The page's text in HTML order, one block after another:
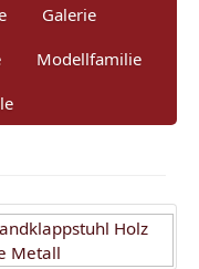
Galerie
Modellfamilie